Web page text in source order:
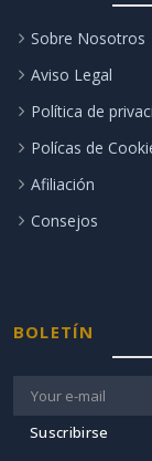
Sobre
Aviso Legal
Política de
Polícas de
Afiliación
Consejos
BOLETÍN
Suscribirse